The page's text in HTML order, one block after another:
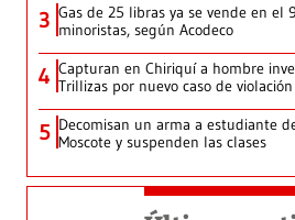
3 Gas de 25 libras ya se vende en el
minoristas, según Acodeco
4 Capturan en Chiriquí a hombre
Trillizas por nuevo caso de
5 Decomisan un arma a estudiante
Moscote y suspenden las clases